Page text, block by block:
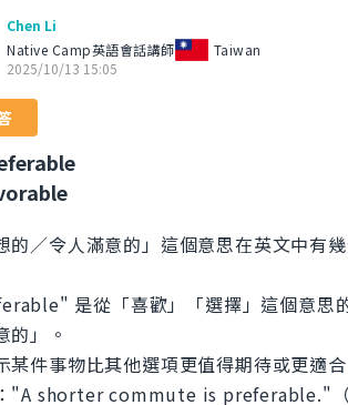
Chen Li
Native Camp英語會話講師
Taiwan
2025/10/13 15:05
的／令人滿意的」這個意思在英文中有
是從「喜歡」「選擇」這個意思
的」。
某件事物比其他選項更值得期待或更適合
"A shorter commute is preferable."（